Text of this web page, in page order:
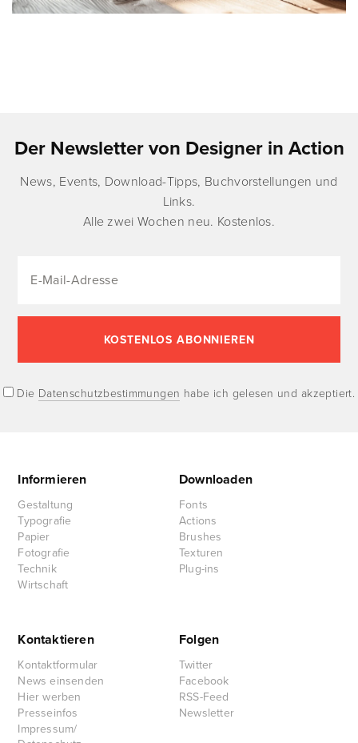
Der Newsletter von Designer in Action
News, Events, Download-Tipps, Buchvorstellungen und
Links.
Alle zwei Wochen neu. Kostenlos.
Die Datenschutzbestimmungen habe ich gelesen und akzeptiert.
Informieren
Gestaltung
Typografie
Papier
Fotografie
Technik
Wirtschaft
Downloaden
Fonts
Actions
Brushes
Texturen
Plug-ins
Kontaktieren
Kontaktformular
News einsenden
Hier werben
Presseinfos
Impressum/
Folgen
Twitter
Facebook
RSS-Feed
Newsletter